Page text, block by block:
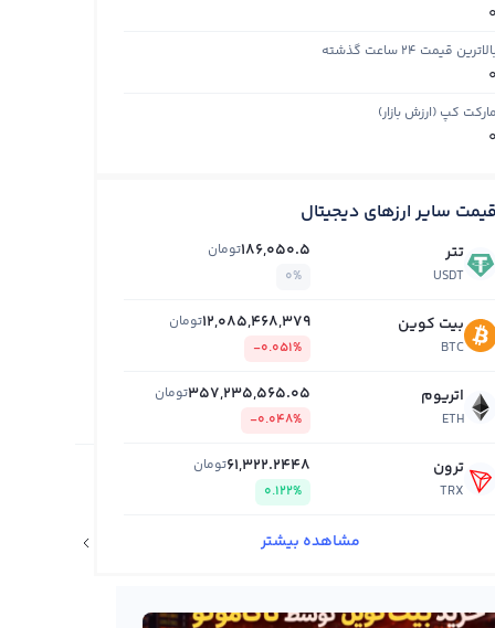
0
قیمت ۲۴ ساعت گذشته
0
مارکت کپ (ارزش بازار)
0
قیمت سایر ارزهای دیجیتال
تتر
USDT
186,050.5تومان
0%
بیت کوین
BTC
12,085,468,379تومان
-0.051%
اتریوم
ETH
357,235,565.05تومان
-0.048%
ترون
TRX
61,322.2448تومان
0.122%
مشاهده بیشتر